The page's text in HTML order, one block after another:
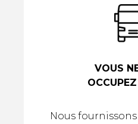
VOUS
Nous